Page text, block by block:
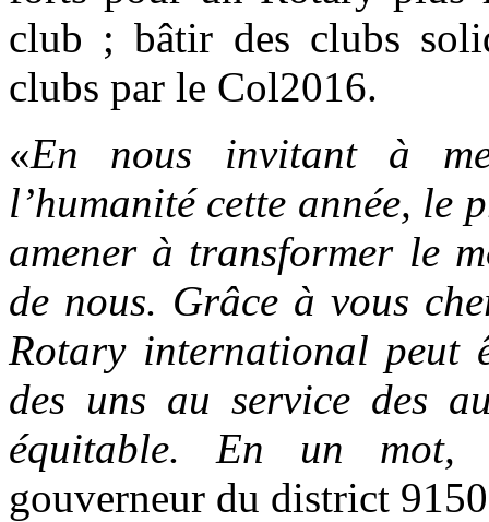
club ; bâtir des clubs
clubs par le Col2016.
«En nous invitant à
l’humanité cette année, le
amener à transformer le
de nous. Grâce à vous
Rotary international peut
des uns au service des
équitable. En un mot,
gouverneur du district